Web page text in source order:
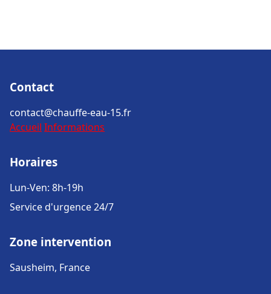
Contact
contact@chauffe-eau-15.fr
Accueil Informations
Horaires
Lun-Ven: 8h-19h
Service d'urgence 24/7
Zone intervention
Sausheim, France